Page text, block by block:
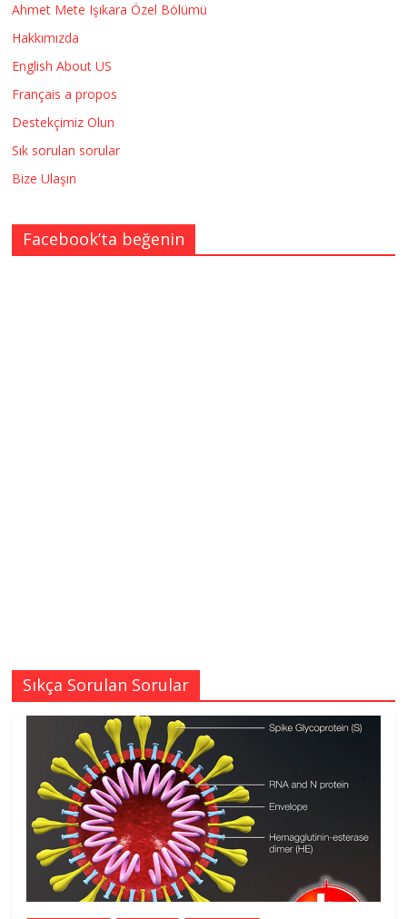
Ahmet Mete Işıkara Özel Bölümü
Hakkımızda
English About US
Français a propos
Destekçimiz Olun
Sık sorulan sorular
Bize Ulaşın
Facebook’ta beğenin
Sıkça Sorulan Sorular